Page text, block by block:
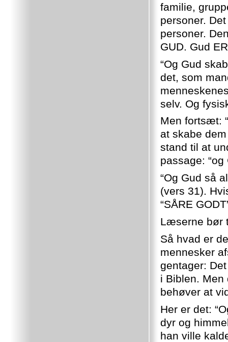
familie,
personer.
personer.
GUD. Gud
“Og Gud
det, som
selv. Og
Men fortsæt:
at skabe
stand til at
passage:
“Og Gud så
(vers 31).
“SÅRE
Læserne bør
Så hvad er
mennesker
gentager:
i Biblen.
behøver at
Her er det:
dyr og
han ville